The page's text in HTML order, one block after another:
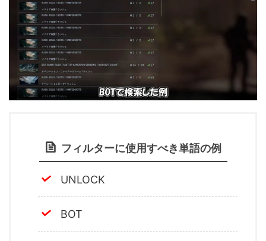
フィルターに使用すべき単語の例
UNLOCK
BOT